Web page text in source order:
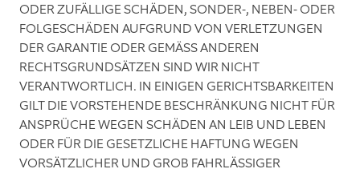
ODER ZUFÄLLIGE SCHÄDEN, SONDER-, NEBEN- ODER
FOLGESCHÄDEN AUFGRUND VON VERLETZUNGEN
DER GARANTIE ODER GEMÄSS ANDEREN
RECHTSGRUNDSÄTZEN SIND WIR NICHT
VERANTWORTLICH. IN EINIGEN GERICHTSBARKEITEN
GILT DIE VORSTEHENDE BESCHRÄNKUNG NICHT FÜR
ANSPRÜCHE WEGEN SCHÄDEN AN LEIB UND LEBEN
ODER FÜR DIE GESETZLICHE HAFTUNG WEGEN
VORSÄTZLICHER UND GROB FAHRLÄSSIGER